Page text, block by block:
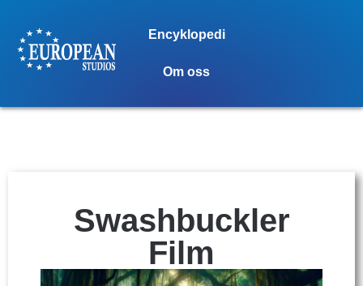
Encyklopedi
Om oss
Swashbuckler
Film